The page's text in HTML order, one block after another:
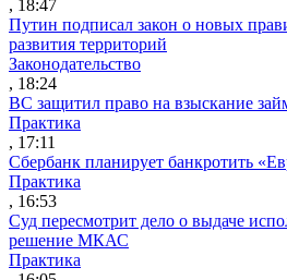
, 18:47
Путин подписал закон о новых
развития территорий
Законодательство
, 18:24
ВС защитил право на взыскание
Практика
, 17:11
Сбербанк планирует банкротить
Практика
, 16:53
Суд пересмотрит дело о выдаче
решение МКАС
Практика